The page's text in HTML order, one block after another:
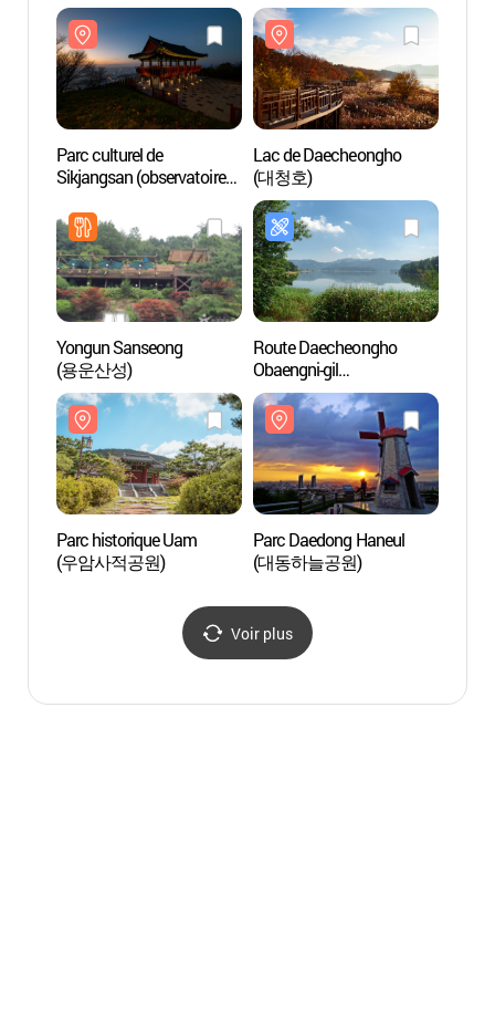
Baengni (100ri) - Parcours
Geumgang (옥천 향수
100리 자전거길 -
금강코스)
Parc culturel de
Sikjangsan (observatoire
문화공원 (해돋이전망대))
Lac de Daecheongho
(대청호)
Yongun Sanseong
(용운산성)
Route Daecheongho
Obaengni-gil
(대청호오백리길)
Parc historique Uam
(우암사적공원)
Parc Daedong Haneul
(대동하늘공원)
Voir plus